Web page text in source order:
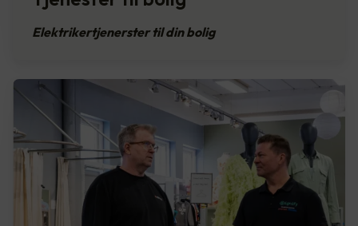
Elektrikertjenerster til din bolig